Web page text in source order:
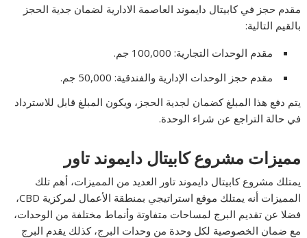
مقدم حجز في كابيتال دايموند العاصمة الادارية لضمان جدية الحجز
بالقيم التالية:
مقدم الوحدات التجارية: 100,000 جم.
مقدم حجز الوحدات الإدارية والفندقية: 50,000 جم.
يتم دفع هذا المبلغ كضمان لجدية الحجز، ويكون المبلغ قابل للاسترداد
في حالة التراجع عن شراء الوحدة.
مميزات مشروع كابيتال دايموند تاور
يمتلك مشروع كابيتال دايموند تاور العديد من المميزات، أهم تلك
المميزات أنه يمتلك موقع استراتيجي بمنطقة الأعمال لمركزية CBD،
فضلا عن تقديم البرج لمساحات متفاوتة وأنماط مختلفة من الوحدات،
مع ضمان الخصوصية لكل وحدة من وحدات البرج، كذلك يقدم البرج